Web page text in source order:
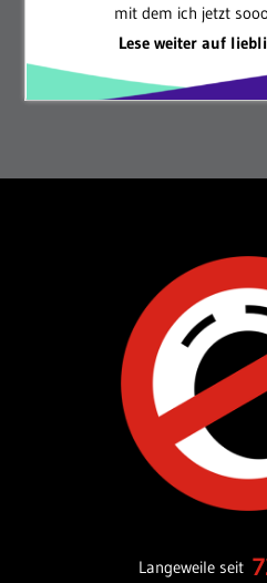
mit dem ich jetzt
Lese weiter auf
Langeweile seit